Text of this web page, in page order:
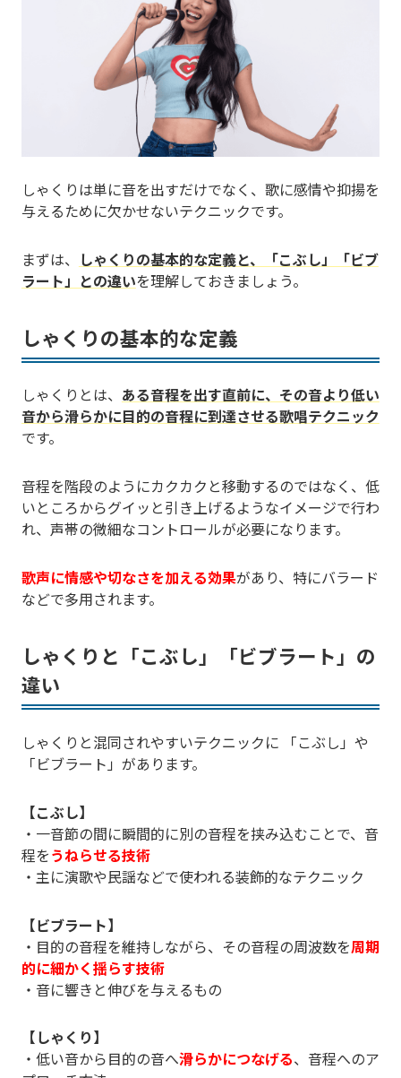
しゃくりは単に音を出すだけでなく、歌に感情や抑揚を
与えるために欠かせないテクニックです。
まずは、 しゃくりの基本的な定義と、「こぶし」「ビブ
ラート」との違いを理解しておきましょう。
しゃくりの基本的な定義
しゃくりとは、 ある音程を出す直前に、その音より低い
音から滑らかに目的の音程に到達させる歌唱テクニック
です。
音程を階段のようにカクカクと移動するのではなく、低
いところからグイッと引き上げるようなイメージで行わ
れ、声帯の微細なコントロールが必要になります。
歌声に情感や切なさを加える効果があり、特にバラード
などで多用されます。
しゃくりと「こぶし」「ビブラート」の
違い
しゃくりと混同されやすいテクニックに 「こぶし」や
「ビブラート」があります。
【こぶし】
・一音節の間に瞬間的に別の音程を挟み込むことで、音
程をうねらせる技術
・主に演歌や民謡などで使われる装飾的なテクニック
【ビブラート】
・目的の音程を維持しながら、その音程の周波数を周期
的に細かく揺らす技術
・音に響きと伸びを与えるもの
【しゃくり】
・低い音から目的の音へ滑らかにつなげる、音程へのア